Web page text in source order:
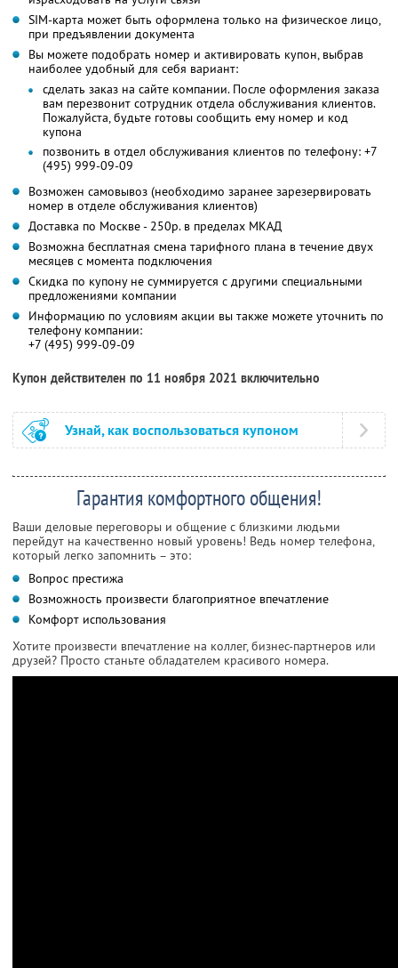
SIM-карта может быть оформлена только на физическое лицо,
при предъявлении документа
Вы можете подобрать номер и активировать купон, выбрав
наиболее удобный для себя вариант:
сделать заказ на сайте компании. После оформления заказа
вам перезвонит сотрудник отдела обслуживания клиентов.
Пожалуйста, будьте готовы сообщить ему номер и код
купона
позвонить в отдел обслуживания клиентов по телефону: +7
(495) 999-09-09
Возможен самовывоз (необходимо заранее зарезервировать
номер в отделе обслуживания клиентов)
Доставка по Москве - 250р. в пределах МКАД
Возможна бесплатная смена тарифного плана в течение двух
месяцев с момента подключения
Скидка по купону не суммируется с другими специальными
предложениями компании
Информацию по условиям акции вы также можете уточнить по
телефону компании:
+7 (495) 999-09-09
Купон действителен по 11 ноября 2021 включительно
Узнай, как воспользоваться купоном
Гарантия комфортного общения!
Ваши деловые переговоры и общение с близкими людьми
перейдут на качественно новый уровень! Ведь номер телефона,
который легко запомнить – это:
Вопрос престижа
Возможность произвести благоприятное впечатление
Комфорт использования
Хотите произвести впечатление на коллег, бизнес-партнеров или
друзей? Просто станьте обладателем красивого номера.